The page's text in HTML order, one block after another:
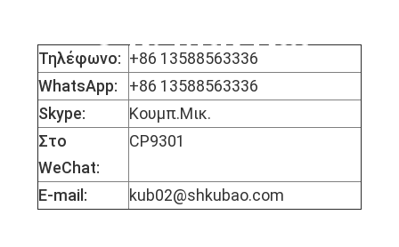
Τηλέφωνο: +86 13588563336
WhatsApp:
+86 13588563336
Skype:
Κουμπ.Μικ.
Στο
WeChat:
CP9301
E-mail: kub02@shkubao.com